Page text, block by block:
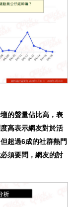
的聲量佔比高，表
高表示網友對於活
超過6成的社群熱門
須要問，網友的討